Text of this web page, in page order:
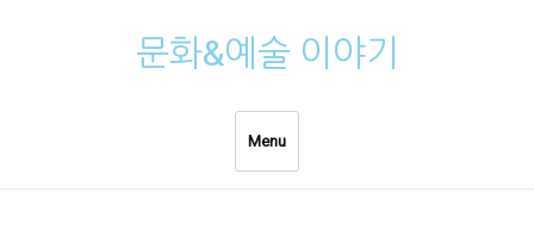
문화&예술 이야기
Menu